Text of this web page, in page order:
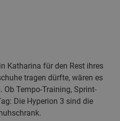
Katharina für den Rest ihres
tragen dürfte, wären es
Ob Tempo-Training, Sprint-
Die Hyperion 3 sind die